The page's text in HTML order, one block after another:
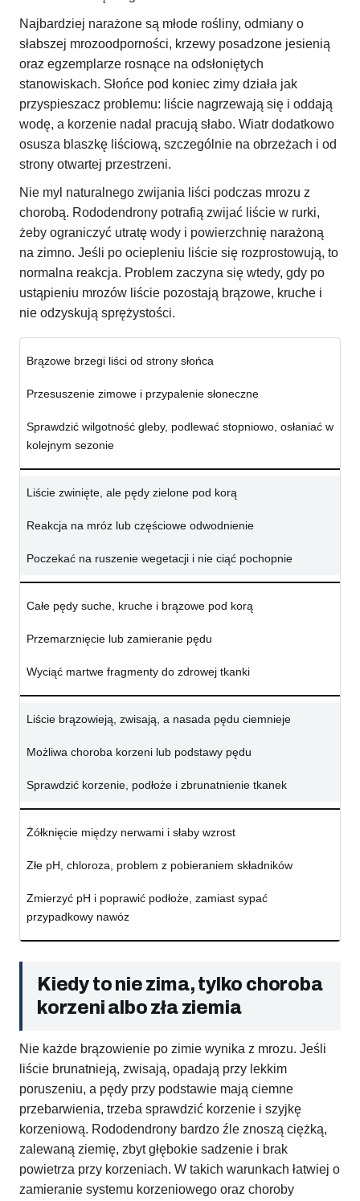
Najbardziej narażone są młode rośliny, odmiany o
słabszej mrozoodporności, krzewy posadzone jesienią
oraz egzemplarze rosnące na odsłoniętych
stanowiskach. Słońce pod koniec zimy działa jak
przyspieszacz problemu: liście nagrzewają się i oddają
wodę, a korzenie nadal pracują słabo. Wiatr dodatkowo
osusza blaszkę liściową, szczególnie na obrzeżach i od
strony otwartej przestrzeni.
Nie myl naturalnego zwijania liści podczas mrozu z
chorobą. Rododendrony potrafią zwijać liście w rurki,
żeby ograniczyć utratę wody i powierzchnię narażoną
na zimno. Jeśli po ociepleniu liście się rozprostowują, to
normalna reakcja. Problem zaczyna się wtedy, gdy po
ustąpieniu mrozów liście pozostają brązowe, kruche i
nie odzyskują sprężystości.
Brązowe brzegi liści od strony słońca
Przesuszenie zimowe i przypalenie słoneczne
Sprawdzić wilgotność gleby, podlewać stopniowo, osłaniać w
kolejnym sezonie
Liście zwinięte, ale pędy zielone pod korą
Reakcja na mróz lub częściowe odwodnienie
Poczekać na ruszenie wegetacji i nie ciąć pochopnie
Całe pędy suche, kruche i brązowe pod korą
Przemarznięcie lub zamieranie pędu
Wyciąć martwe fragmenty do zdrowej tkanki
Liście brązowieją, zwisają, a nasada pędu ciemnieje
Możliwa choroba korzeni lub podstawy pędu
Sprawdzić korzenie, podłoże i zbrunatnienie tkanek
Żółknięcie między nerwami i słaby wzrost
Złe pH, chloroza, problem z pobieraniem składników
Zmierzyć pH i poprawić podłoże, zamiast sypać
przypadkowy nawóz
Kiedy to nie zima, tylko choroba
korzeni albo zła ziemia
Nie każde brązowienie po zimie wynika z mrozu. Jeśli
liście brunatnieją, zwisają, opadają przy lekkim
poruszeniu, a pędy przy podstawie mają ciemne
przebarwienia, trzeba sprawdzić korzenie i szyjkę
korzeniową. Rododendrony bardzo źle znoszą ciężką,
zalewaną ziemię, zbyt głębokie sadzenie i brak
powietrza przy korzeniach. W takich warunkach łatwiej o
zamieranie systemu korzeniowego oraz choroby